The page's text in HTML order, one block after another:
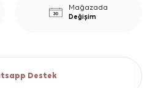
Mağazada
Değişim
Destek